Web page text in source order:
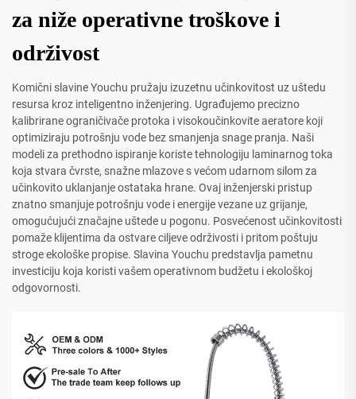
za niže operativne troškove i
održivost
Komični slavine Youchu pružaju izuzetnu učinkovitost uz uštedu
resursa kroz inteligentno inženjering. Ugrađujemo precizno
kalibrirane ograničivače protoka i visokoučinkovite aeratore koji
optimiziraju potrošnju vode bez smanjenja snage pranja. Naši
modeli za prethodno ispiranje koriste tehnologiju laminarnog toka
koja stvara čvrste, snažne mlazove s većom udarnom silom za
učinkovito uklanjanje ostataka hrane. Ovaj inženjerski pristup
znatno smanjuje potrošnju vode i energije vezane uz grijanje,
omogućujući značajne uštede u pogonu. Posvećenost učinkovitosti
pomaže klijentima da ostvare ciljeve održivosti i pritom poštuju
stroge ekološke propise. Slavina Youchu predstavlja pametnu
investiciju koja koristi vašem operativnom budžetu i ekološkoj
odgovornosti.